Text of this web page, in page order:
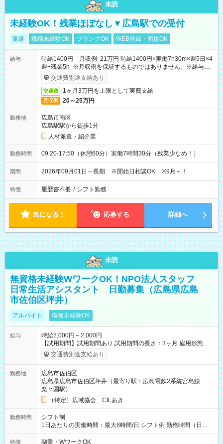
未読
未経験OK！残業ほぼなし▼広島駅での受付
派遣 職種未経験OK ブランクOK WEB登録・面接OK
給与
時給1400円 月収例 21万円 時給1400円×実働7h30m×週5日×4
週+残業5h ※月収例を保証するものではありません。※給与即
受取りサービス利用可（利用条件有）
交通費別途支給あり
交通費 1ヶ月3万円を上限として実費支給
月収例 20～25万円
勤務地
広島市南区
広島駅駅から徒歩1分
人材派遣・紹介業
勤務時間 09:20-17:50（休憩60分）実働7時間30分（残業少なめ！）
期間 2026年09月01日～長期 ※開始日相談OK ※9月～！
特徴 履歴書不要 / シフト勤務
気になる！ 応募する 詳細へ
未読
無資格未経験WワークOK！NPO法人スタッフ
日常生活アシスタント 日勤募集（広島県広島
市佐伯区坪井）
アルバイト 職種未経験OK
給与
時給2,000円～2,000円
【試用期間】試用期間あり 試用期間の長さ：3ヶ月 雇用形態、
給与は本採用時と同じです。
交通費別途支給あり
勤務地
広島市佐伯区
広島県広島市佐伯区坪井（最寄り駅：広島電鉄2系統宮島線
楽々園駅）
（特定）広域協会 CILあき
勤務時間
シフト制
1日あたりの実働時間：最大8時間/日 シフト例 勤務時間（日
勤）・8時～18時 （実働時間8時間 待機休憩2時間）（日勤1回
あたりの給与 2万円）
特徴 副業・WワークOK